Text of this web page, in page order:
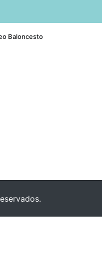
Baloncesto